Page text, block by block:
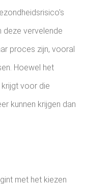
deze vervelende
proces zijn, vooral
Hoewel het
voor die
kunnen krijgen dan
met het kiezen